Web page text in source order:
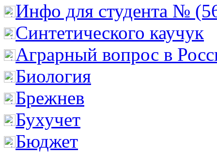
Инфо для студента №
Cинтетического каучук
Аграрный вопрос в
Биология
Брежнев
Бухучет
Бюджет